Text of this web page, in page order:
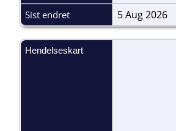
Sist endret 5 Aug 2026
Hendelseskart